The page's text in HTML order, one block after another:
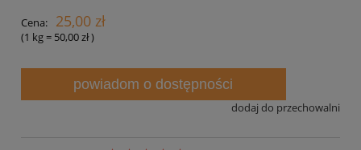
Cena: 25,00 zł
(1 kg= 50,00 zł)
powiadom o dostępności
dodaj do przechowalni